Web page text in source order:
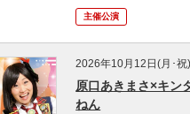
主催公演
2026年10月12日(月･祝)
原口あきまさ×キン
ねん